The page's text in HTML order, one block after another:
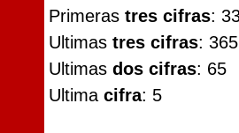
Primeras tres cifras:
Ultimas tres cifras: 365
Ultimas dos cifras: 65
Ultima cifra: 5